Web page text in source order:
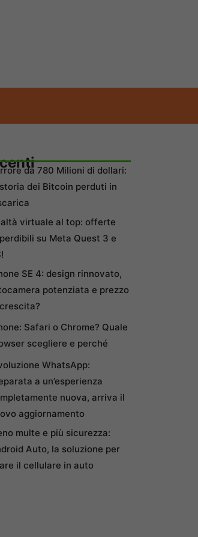
da 780 Milioni di dollari:
dei Bitcoin perduti in
virtuale al top: offerte
su Meta Quest 3 e
SE 4: design rinnovato,
potenziata e prezzo
Safari o Chrome? Quale
scegliere e perché
WhatsApp:
a un’esperienza
nuova, arriva il
aggiornamento
multe e più sicurezza:
Auto, la soluzione per
il cellulare in auto